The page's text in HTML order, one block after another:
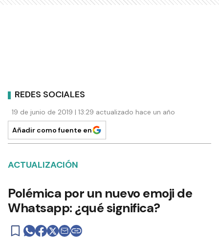
REDES SOCIALES
19 de junio de 2019 | 13:29 actualizado hace un año
Añadir como fuente en
ACTUALIZACIÓN
Polémica por un nuevo emoji de
Whatsapp: ¿qué significa?